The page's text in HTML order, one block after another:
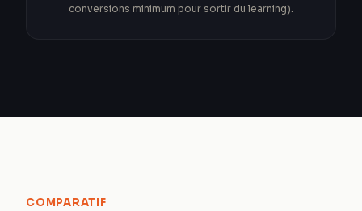
conversions minimum pour sortir du learning).
COMPARATIF